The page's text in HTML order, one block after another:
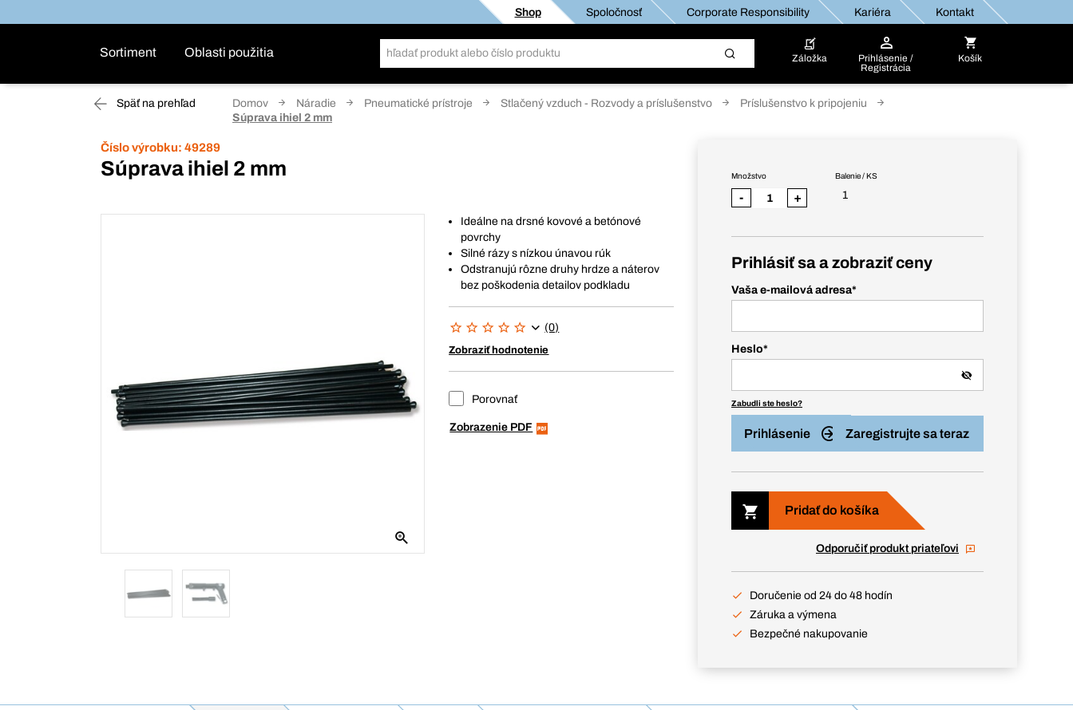
Shop Spoločnosť Corporate Responsibility Kariéra Kontakt
Sortiment Oblasti použitia Záložka
Prihlásenie /
Registrácia
Košík
Späť na prehľad Domov Náradie Pneumatické prístroje Stlačený vzduch - Rozvody a príslušenstvo
Príslušenstvo k pripojeniu
Súprava ihiel 2 mm
Číslo výrobku: 49289
Súprava ihiel 2 mm
Ideálne na drsné kovové a betónové
povrchy
Silné rázy s nízkou únavou rúk
Odstranujú rôzne druhy hrdze a náterov
bez poškodenia detailov podkladu
(0)
Zobraziť hodnotenie
Porovnať
Zobrazenie PDF
Balenie / KS
1
Množstvo
- +
Prihlásiť sa a zobraziť ceny
Vaša e-mailová adresa*
Heslo*
Zabudli ste heslo?
Prihlásenie Zaregistrujte sa teraz
Pridať do košíka
Odporučiť produkt priateľovi
Doručenie od 24 do 48 hodín
Záruka a výmena
Bezpečné nakupovanie